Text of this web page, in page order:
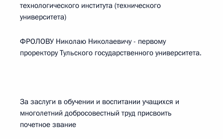
технологического института (технического
университета)
ФРОЛОВУ Николаю Николаевичу - первому
проректору Тульского государственного университета.
За заслуги в обучении и воспитании учащихся и
многолетний добросовестный труд присвоить
почетное звание